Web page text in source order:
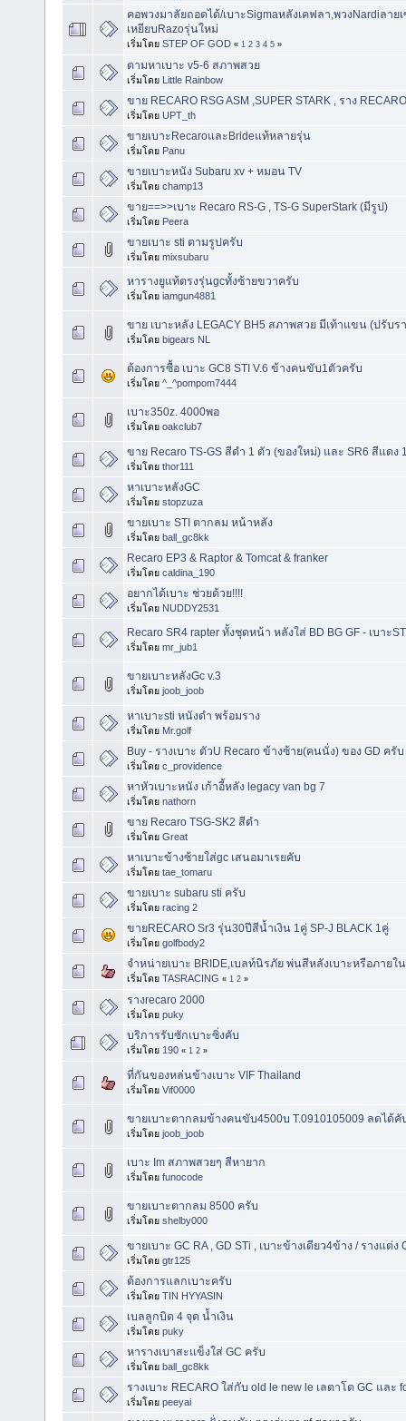
คอพวงมาลัยถอดได้/เบาะSigmaหลังเคฟลา,พวงNardiลาย
เหยียบRazoรุ่นใหม่
เริ่มโดย STEP OF GOD « 1 2 3 4 5 »
ตามหาเบาะ v5-6 สภาพสวย
เริ่มโดย Little Rainbow
ขาย RECARO RSG ASM ,SUPER STARK , ราง
เริ่มโดย UPT_th
ขายเบาะRecaroและBrideแท้หลายรุ่น
เริ่มโดย Panu
ขายเบาะหนัง Subaru xv + หมอน TV
เริ่มโดย champ13
ขาย==>>เบาะ Recaro RS-G , TS-G SuperStark (มีรูป)
เริ่มโดย Peera
ขายเบาะ sti ตามรูปครับ
เริ่มโดย mixsubaru
หารางยูแท้ตรงรุ่นgcทั้งซ้ายขวาครับ
เริ่มโดย iamgun4881
ขาย เบาะหลัง LEGACY BH5 สภาพสวย มีเท้าแขน (ปรับร
เริ่มโดย bigears NL
ต้องการซื้อ เบาะ GC8 STI V.6 ข้างคนขับ1ตัวครับ
เริ่มโดย ^_^pompom7444
เบาะ350z. 4000พอ
เริ่มโดย oakclub7
ขาย Recaro TS-GS สีดำ 1 ตัว (ของใหม่) และ SR6 สีแดง
เริ่มโดย thor111
หาเบาะหลังGC
เริ่มโดย stopzuza
ขายเบาะ STI ตากลม หน้าหลัง
เริ่มโดย ball_gc8kk
Recaro EP3 & Raptor & Tomcat & franker
เริ่มโดย caldina_190
อยากได้เบาะ ช่วยด้วย!!!!
เริ่มโดย NUDDY2531
Recaro SR4 rapter ทั้งชุดหน้า หลังใส่ BD BG GF - เบาะ
เริ่มโดย mr_jub1
ขายเบาะหลังGc v.3
เริ่มโดย joob_joob
หาเบาะsti หนังดำ พร้อมราง
เริ่มโดย Mr.golf
Buy - รางเบาะ ตัวU Recaro ข้างซ้าย(คนนั่ง) ของ GD ครับ
เริ่มโดย c_providence
หาหัวเบาะหนัง เก้าอี้หลัง legacy van bg 7
เริ่มโดย nathorn
ขาย Recaro TSG-SK2 สีดำ
เริ่มโดย Great
หาเบาะข้างซ้ายใส่gc เสนอมาเรยคับ
เริ่มโดย tae_tomaru
ขายเบาะ subaru sti ครับ
เริ่มโดย racing 2
ขายRECARO Sr3 รุ่น30ปีสีน้ำเงิน 1คู่ SP-J BLACK 1คู่
เริ่มโดย golfbody2
จำหน่ายเบาะ BRIDE,เบลท์นิรภัย พ่นสีหลังเบาะหรือภายใน
เริ่มโดย TASRACING « 1 2 »
รางrecaro 2000
เริ่มโดย puky
บริการรับซักเบาะซิ่งคับ
เริ่มโดย 190 « 1 2 »
ที่กันของหล่นข้างเบาะ VIF Thailand
เริ่มโดย Vif0000
ขายเบาะตากลมข้างคนขับ4500บ T.0910105009 ลดได้คั
เริ่มโดย joob_joob
เบาะ Im สภาพสวยๆ สีหายาก
เริ่มโดย funocode
ขายเบาะตากลม 8500 ครับ
เริ่มโดย shelby000
ขายเบาะ GC RA , GD STi , เบาะข้างเดียว4ข้าง / รางแต่ง
เริ่มโดย gtr125
ต้องการแลกเบาะครับ
เริ่มโดย TIN HYYASIN
เบลลูกบิด 4 จุด น้ำเงิน
เริ่มโดย puky
หารางเบาสะแข็งใส่ GC ครับ
เริ่มโดย ball_gc8kk
รางเบาะ RECARO ใส่กับ old le new le เลตาโต GC และ
เริ่มโดย peeyai